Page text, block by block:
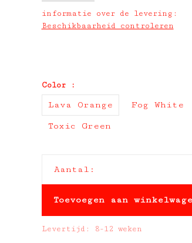
informatie over de levering:
Beschikbaarheid controleren
Color :
Lava Orange Fog White
Toxic Green
Aantal:
Toevoegen aan
Levertijd: 8-12 weken